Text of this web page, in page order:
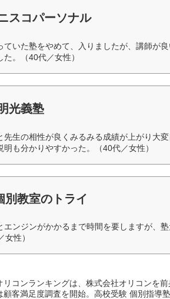
スコパーソナル
ていた塾をやめて、入りましたが、講師が
た。（40代／女性）
光義塾
先生の相性が良くみるみる成績が上がり大
明も分かりやすかった。（40代／女性）
別教室のトライ
エンジンがかかるまで時間を要しますが、
女性）
リコンランキングは、株式会社オリコンを
顧客満足度調査を開始。高校受験 個別指導